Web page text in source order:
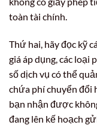
toàn tài chính.
Thứ hai, hãy đọc kỹ
giá áp dụng, các loại
số dịch vụ có thể
chứa phí chuyển đổi
bạn nhận được
đang lên kế hoạch